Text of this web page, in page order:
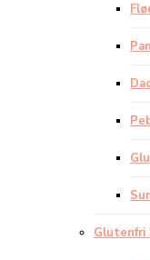
Glutenfri